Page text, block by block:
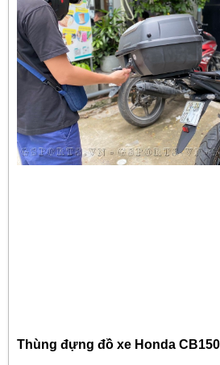
Thùng đựng đồ xe Honda